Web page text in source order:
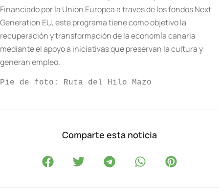
Financiado por la Unión Europea a través de los fondos Next
Generation EU, este programa tiene como objetivo la
recuperación y transformación de la economía canaria
mediante el apoyo a iniciativas que preservan la cultura y
generan empleo.
Pie de foto: Ruta del Hilo Mazo
Comparte esta noticia